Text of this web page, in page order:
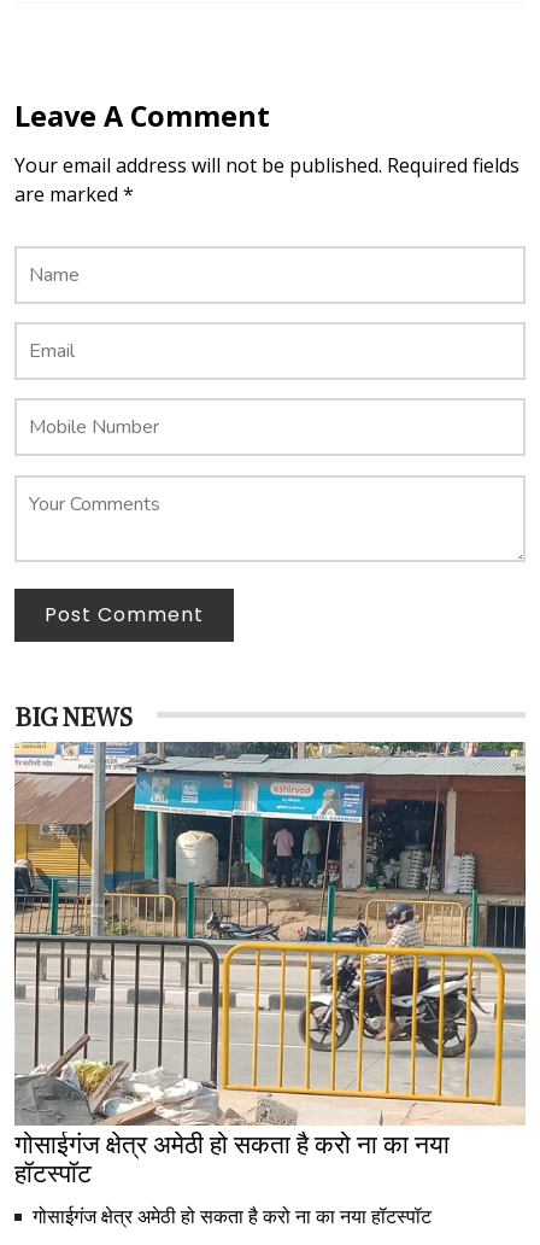
Leave A Comment
Your email address will not be published. Required fields
are marked *
Post Comment
BIG NEWS
गोसाईगंज क्षेत्र अमेठी हो सकता है करो ना का नया
हॉटस्पॉट
गोसाईगंज क्षेत्र अमेठी हो सकता है करो ना का नया हॉटस्पॉट